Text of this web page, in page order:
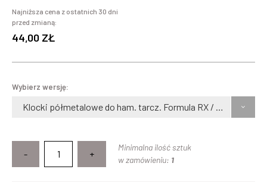
Najniższa cena z ostatnich 30 dni
przed zmianą:
44,00 ZŁ
Wybierz wersję:
Klocki półmetalowe do ham. tarcz. Formula RX / R1 / Mega / The One
- +
Minimalna ilość sztuk
w zamówieniu: 1